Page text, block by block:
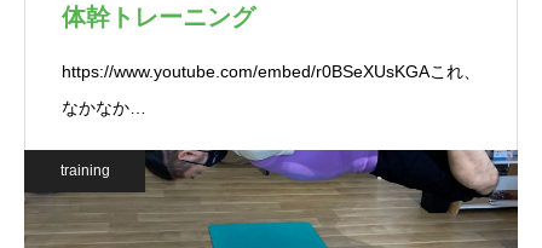
体幹トレーニング
https://www.youtube.com/embed/r0BSeXUsKGAこれ、
なかなか…
training